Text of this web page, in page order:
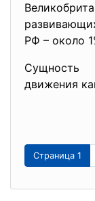
РФ – около
движения
Страница 1